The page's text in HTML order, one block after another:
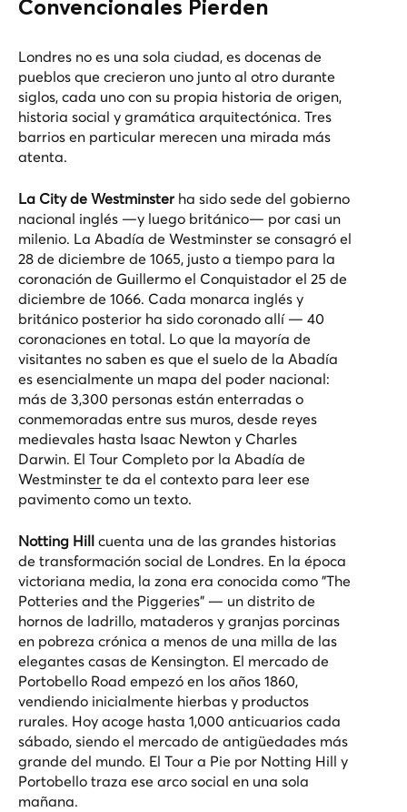
Convencionales Pierden
Londres no es una sola ciudad, es docenas de
pueblos que crecieron uno junto al otro durante
siglos, cada uno con su propia historia de origen,
historia social y gramática arquitectónica. Tres
barrios en particular merecen una mirada más
atenta.
La City de Westminster ha sido sede del gobierno
nacional inglés —y luego británico— por casi un
milenio. La Abadía de Westminster se consagró el
28 de diciembre de 1065, justo a tiempo para la
coronación de Guillermo el Conquistador el 25 de
diciembre de 1066. Cada monarca inglés y
británico posterior ha sido coronado allí — 40
coronaciones en total. Lo que la mayoría de
visitantes no saben es que el suelo de la Abadía
es esencialmente un mapa del poder nacional:
más de 3,300 personas están enterradas o
conmemoradas entre sus muros, desde reyes
medievales hasta Isaac Newton y Charles
Darwin. El Tour Completo por la Abadía de
Westminster te da el contexto para leer ese
pavimento como un texto.
Notting Hill cuenta una de las grandes historias
de transformación social de Londres. En la época
victoriana media, la zona era conocida como "The
Potteries and the Piggeries" — un distrito de
hornos de ladrillo, mataderos y granjas porcinas
en pobreza crónica a menos de una milla de las
elegantes casas de Kensington. El mercado de
Portobello Road empezó en los años 1860,
vendiendo inicialmente hierbas y productos
rurales. Hoy acoge hasta 1,000 anticuarios cada
sábado, siendo el mercado de antigüedades más
grande del mundo. El Tour a Pie por Notting Hill y
Portobello traza ese arco social en una sola
mañana.